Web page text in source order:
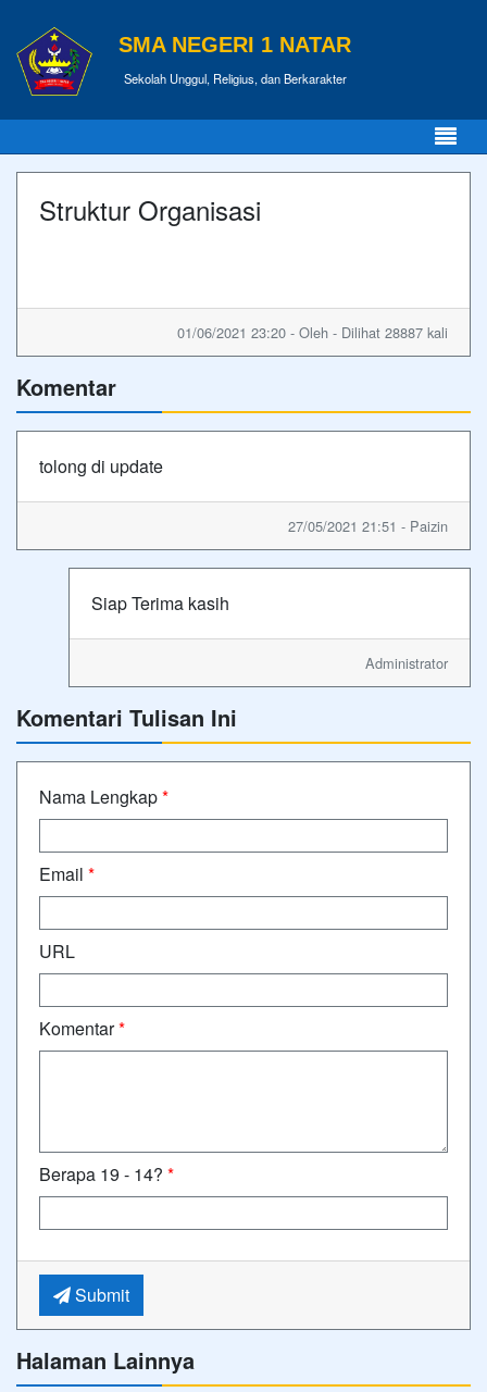
SMA NEGERI 1 NATAR
Sekolah Unggul, Religius, dan Berkarakter
Struktur Organisasi
01/06/2021 23:20 - Oleh - Dilihat 28887 kali
Komentar
tolong di update
27/05/2021 21:51 - Paizin
Siap Terima kasih
Administrator
Komentari Tulisan Ini
Nama Lengkap*
Email *
URL
Komentar*
Berapa 19 - 14? *
Submit
Halaman Lainnya